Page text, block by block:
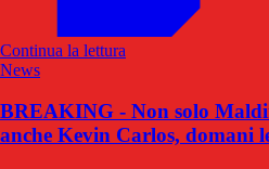
Continua la lettura
News
BREAKING - Non solo
anche Kevin Carlos, domani